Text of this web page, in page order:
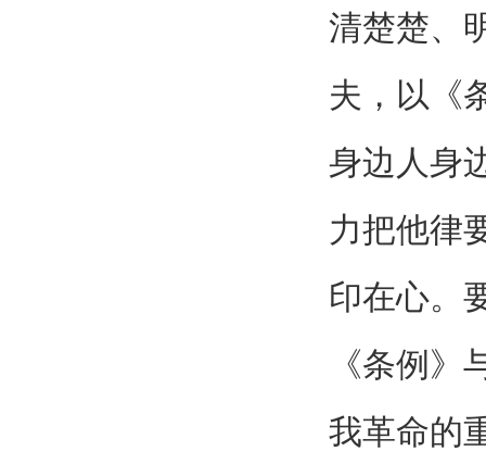
清楚楚、
夫，以《
身边人身
力把他律
印在心。
《条例
我革命的